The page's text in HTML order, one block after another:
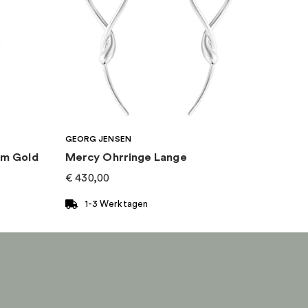
Gold
GEORG JENSEN
Mercy Ohrringe Lange
€ 430,00
1-3 Werktagen